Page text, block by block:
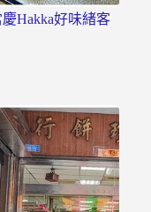
Hakka好味緒客